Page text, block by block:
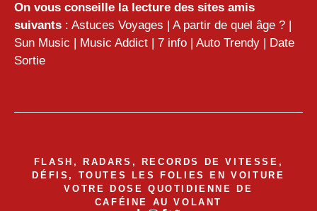
On vous conseille la lecture des sites amis
suivants : Astuces Voyages | A partir de quel âge ? |
Sun Music | Music Addict | 7 info | Auto Trendy | Date
Sortie
FLASH, RADARS, RECORDS DE VITESSE,
DÉFIS, TOUTES LES FOLIES EN VOITURE
VOTRE DOSE QUOTIDIENNE DE
CAFÉINE AU VOLANT